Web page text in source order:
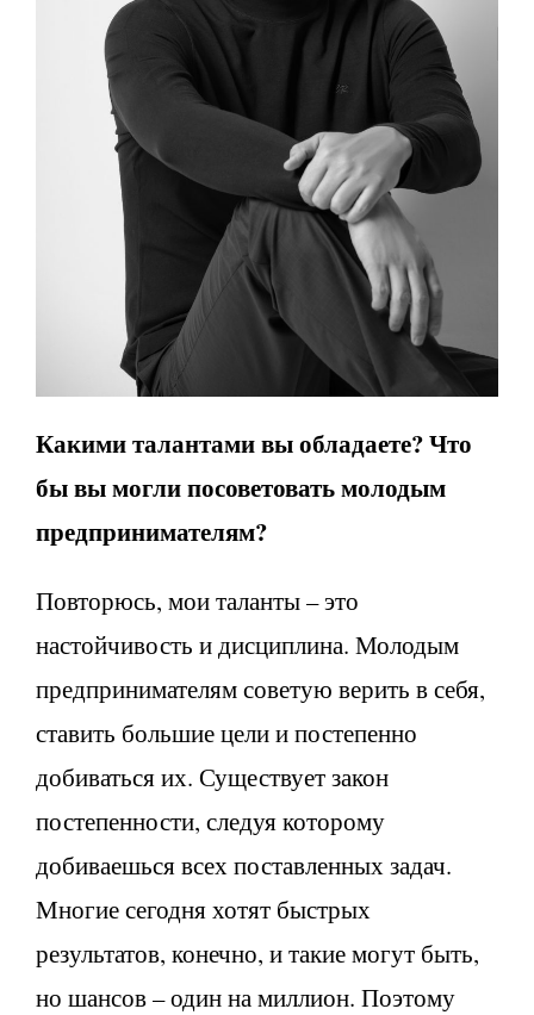
Какими талантами вы обладаете? Что
бы вы могли посоветовать молодым
предпринимателям?
Повторюсь, мои таланты – это
настойчивость и дисциплина. Молодым
предпринимателям советую верить в себя,
ставить большие цели и постепенно
добиваться их. Существует закон
постепенности, следуя которому
добиваешься всех поставленных задач.
Многие сегодня хотят быстрых
результатов, конечно, и такие могут быть,
но шансов – один на миллион. Поэтому